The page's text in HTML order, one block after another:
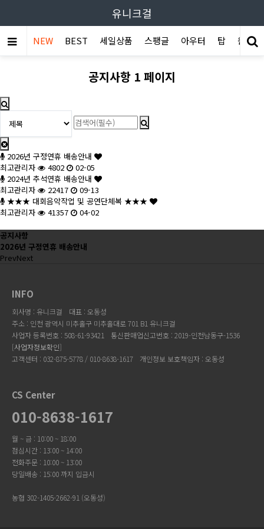
유니크걸
NEW BEST 세일상품 스팽글 아우터 탑 원피스
공지사항 1 페이지
2026년 구정연휴 배송안내
최고관리자
4802
02-05
2024년 추석연휴 배송안내
최고관리자
22417
09-13
★★★ 대회음악작업 및 공연단체복 ★★★
최고관리자
41357 04-02
공지사항
2026년 구정연휴 배송안내
PrevNext
INFO
회사명 : 유니크걸
대표 : 오동성
주소 : 인천 광역시 미추홀구 미추홀대로 701 B1 유니크걸
사업자 등록번호 : 508-61-93421
통신판매업신고번호 : 2019-인천남동구-1536
[사업자정보확인]
고객센터 : 032-875-5778 / 010-8638-1617
개인정보 보호책임자 : 오동성
CS Center
010-8638-1617
월 ~ 금 : 10:00 ~ 18:00
점심시간 : 13:00 ~ 14:00
전화주문 : 10:00 ~ 13:00
당일배송 : 15:00 까지 입금시
농협 302-1405-2662-91 (오동성)